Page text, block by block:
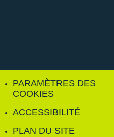
PARAMÈTRES DES
COOKIES
ACCESSIBILITÉ
PLAN DU SITE